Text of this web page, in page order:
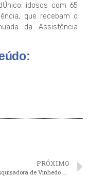
idosos com 65
que recebam o
da Assistência
PRÓXIMO